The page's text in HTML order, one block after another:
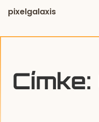
pixelgalaxis
Címke: